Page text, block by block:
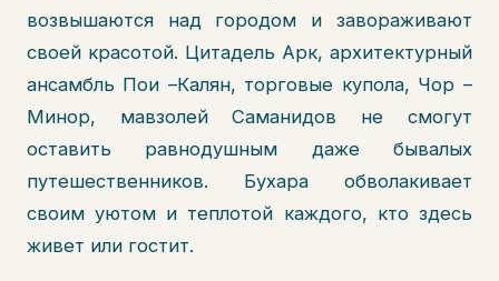
возвышаются над городом и завораживают
своей красотой. Цитадель Арк, архитектурный
ансамбль Пои –Калян, торговые купола, Чор –
Минор, мавзолей Саманидов не смогут
оставить равнодушным даже бывалых
путешественников. Бухара обволакивает
своим уютом и теплотой каждого, кто здесь
живет или гостит.